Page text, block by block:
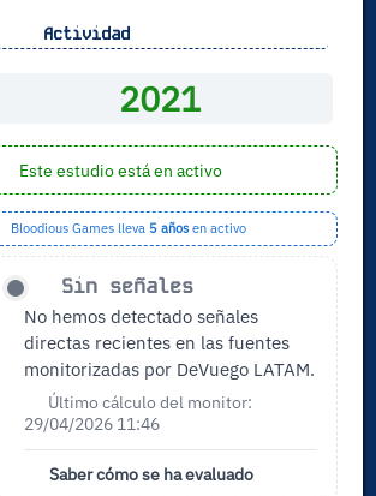
Actividad
2021
Este estudio está en activo
Bloodious Games lleva 5 añosen activo
Sin señales
No hemos detectado señales
directas recientes en las fuentes
monitorizadas por DeVuego LATAM.
Último cálculo del monitor:
29/04/2026 11:46
Saber cómo se ha evaluado